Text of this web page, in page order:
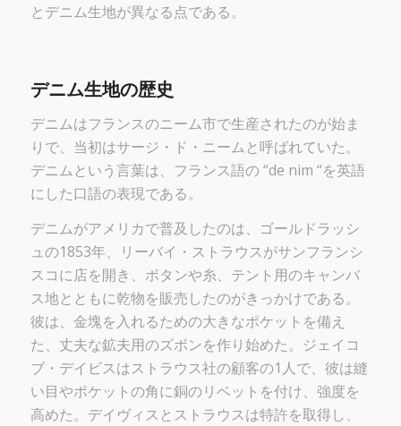
とデニム生地が異なる点である。
デニム生地の歴史
デニムはフランスのニーム市で生産されたのが始ま
りで、当初はサージ・ド・ニームと呼ばれていた。
デニムという言葉は、フランス語の “de nim “を英語
にした口語の表現である。
デニムがアメリカで普及したのは、ゴールドラッシ
ュの1853年、リーバイ・ストラウスがサンフランシ
スコに店を開き、ボタンや糸、テント用のキャンバ
ス地とともに乾物を販売したのがきっかけである。
彼は、金塊を入れるための大きなポケットを備え
た、丈夫な鉱夫用のズボンを作り始めた。ジェイコ
ブ・デイビスはストラウス社の顧客の1人で、彼は縫
い目やポケットの角に銅のリベットを付け、強度を
高めた。デイヴィスとストラウスは特許を取得し、